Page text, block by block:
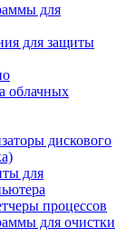
для
для защиты
облачных
дискового
для
процессов
для очистки